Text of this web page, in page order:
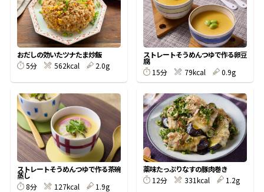
新鮮一番 『氷熟®』
『踊り節』
鰹節屋の
だしパック
おだしの効いたツナたま炒飯
5分
562kcal 2.0g
ストレートそうめんつゆで作る卵豆
腐
15分
79kcal 0.9g
ストレートそうめんつゆで作る茶碗
蒸し
8分
127kcal 1.9g
薬味たっぷりなすの豚肉巻き
12分
331kcal 1.2g